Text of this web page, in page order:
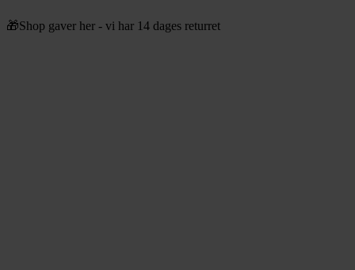
til
🎁Shop gaver her - vi har 14 dages returret